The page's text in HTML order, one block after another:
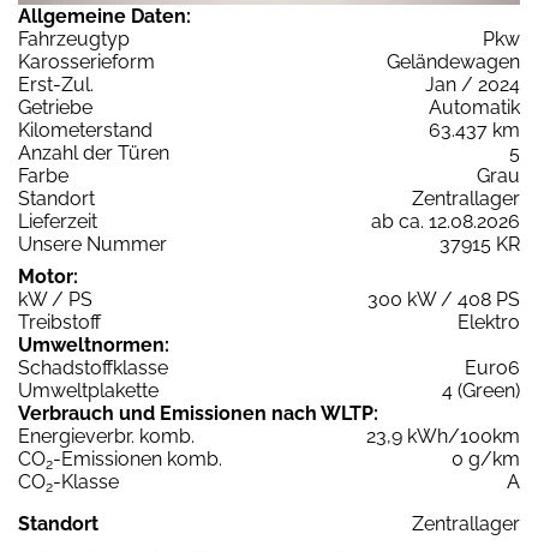
Allgemeine Daten:
Fahrzeugtyp
Pkw
Karosserieform
Geländewagen
Erst-Zul.
Jan / 2024
Getriebe
Automatik
Kilometerstand
63.437 km
Anzahl der Türen
5
Farbe
Grau
Standort
Zentrallager
Lieferzeit
ab ca. 12.08.2026
Unsere Nummer
37915 KR
Motor:
kW / PS
300 kW / 408 PS
Treibstoff
Elektro
Umweltnormen:
Schadstoffklasse
Euro6
Umweltplakette
4 (Green)
Verbrauch und Emissionen nach WLTP:
Energieverbr. komb.
23,9 kWh/100km
CO2-Emissionen komb.
0 g/km
CO2-Klasse
A
Standort
Zentrallager